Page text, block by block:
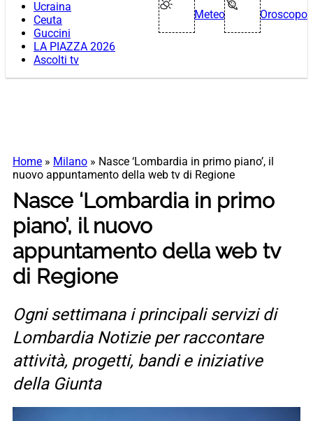
Ucraina
Ceuta
Guccini
LA PIAZZA 2026
Ascolti tv
Meteo Oroscopo
Home » Milano » Nasce ‘Lombardia in primo piano’, il
nuovo appuntamento della web tv di Regione
Nasce ‘Lombardia in primo
piano’, il nuovo
appuntamento della web tv
di Regione
Ogni settimana i principali servizi di
Lombardia Notizie per raccontare
attività, progetti, bandi e iniziative
della Giunta